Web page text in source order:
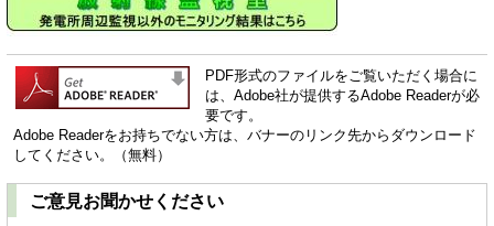
PDF形式のファイルをご覧いただく場合に
は、Adobe社が提供するAdobe Readerが必
要です。
Adobe Readerをお持ちでない方は、バナーのリンク先からダウンロード
してください。（無料）
ご意見お聞かせください